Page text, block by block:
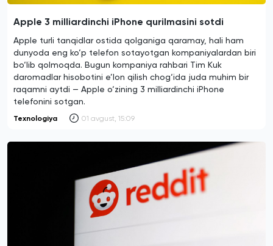
Apple 3 milliardinchi iPhone qurilmasini sotdi
Apple turli tanqidlar ostida qolganiga qaramay, hali ham
dunyoda eng ko‘p telefon sotayotgan kompaniyalardan biri
bo‘lib qolmoqda. Bugun kompaniya rahbari Tim Kuk
daromadlar hisobotini e’lon qilish chog‘ida juda muhim bir
raqamni aytdi — Apple o‘zining 3 milliardinchi iPhone
telefonini sotgan.
Texnologiya 01 avgust, 15:09